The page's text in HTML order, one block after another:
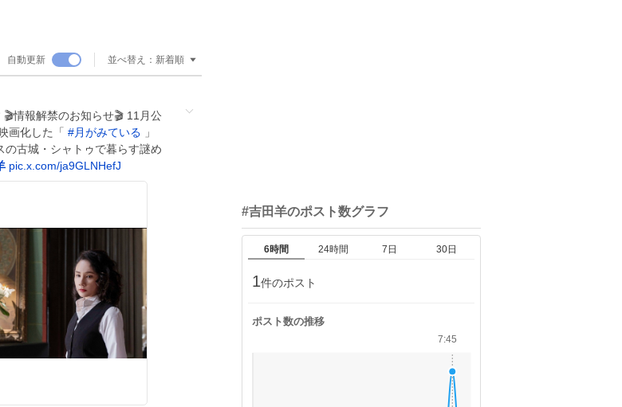
す
自動更新 並べ替え： 新着順
情報解禁のお知らせ🎬 11月公
画化した「 #月がみている 」
古城・シャトゥで暮らす謎め
pic.x.com/ja9GLNHefJ
#吉田羊のポスト数グラフ
6時間 24時間 7日 30日
1件のポスト
ポスト数の推移
7:45